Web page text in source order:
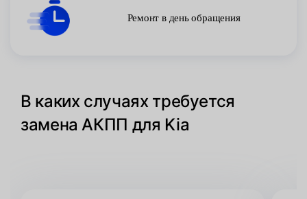
Ремонт в день обращения
В каких случаях требуется
замена АКПП для Kia